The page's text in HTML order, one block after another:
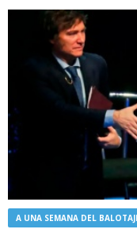
A UNA SEMANA DEL